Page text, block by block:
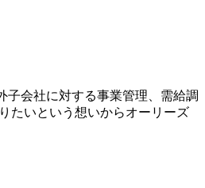
子会社に対する事業管理、需給調
たいという想いからオーリーズ